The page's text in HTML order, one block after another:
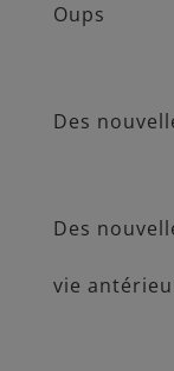
Oups
Des
Des
vie